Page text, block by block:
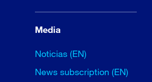
Media
Noticias (EN)
News subscription (EN)